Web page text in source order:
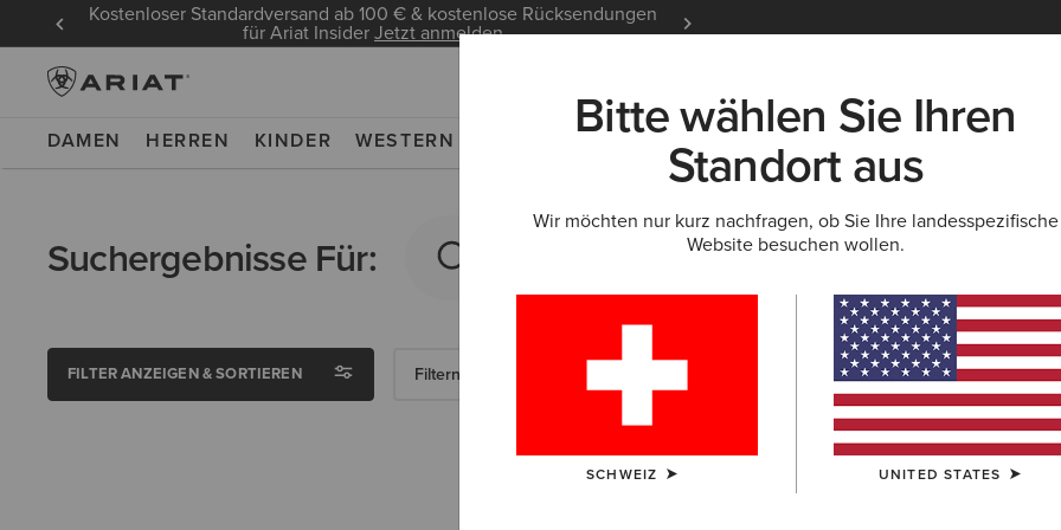
Kostenloser Standardversand ab 100 € & kostenlose Rücksendungen
für Ariat InsiderJetzt anmelden
DAMEN HERREN KINDER WESTERN NEU & FEATURED ARIAT LIFE OUTLET
Suchergebnisse Für:
FILTER ANZEIGEN & SORTIEREN Filtern Nach Geschlecht
Bitte wählen Sie Ihren
Standort aus
Wir möchten nur kurz nachfragen, ob Sie Ihre landesspezifische
Website besuchen wollen.
SCHWEIZ UNITED STATES